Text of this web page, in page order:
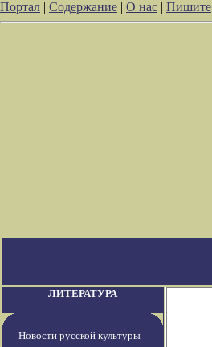
Портал | Содержание | О нас | Пишите
ЛИТЕРАТУРА
Новости русской культуры